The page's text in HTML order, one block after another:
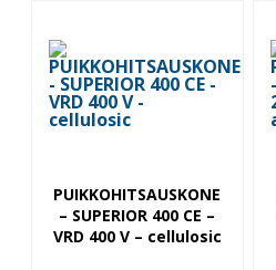
PUIKKOHITSAUSKONE
– SUPERIOR 400 CE –
VRD 400 V – cellulosic